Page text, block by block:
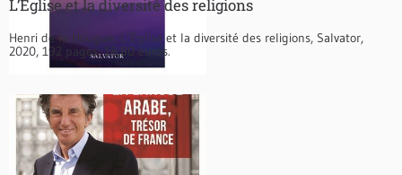
L’Église et la diversité des religions
Henri de la Hougue, L’Église et la diversité des religions, Salvator,
2020, 192 pages, 18,80 euros.